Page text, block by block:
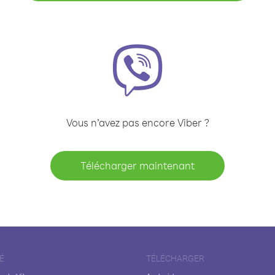
Vous n’avez pas encore Viber ?
Télécharger maintenant
TÉLÉCHARGER